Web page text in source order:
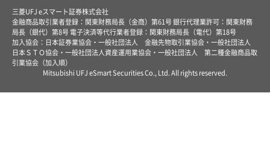
三菱UFJ eスマート証券株式会社
金融商品取引業者登録：関東財務局長（金商）第61号 銀行代理業許可：関東財務
局長（銀代）第8号 電子決済等代行業者登録：関東財務局長（電代）第18号
加入協会：日本証券業協会・一般社団法人 金融先物取引業協会・一般社団法人
日本ＳＴＯ協会・一般社団法人資産運用業協会・一般社団法人 第二種金融商品取
引業協会（加入順）
Mitsubishi UFJ eSmart Securities Co., Ltd. All rights reserved.